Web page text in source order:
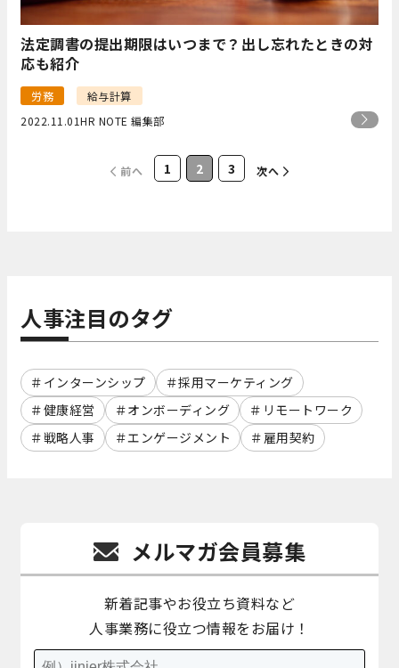
法定調書の提出期限はいつまで？出し忘れたときの対
応も紹介
労務
給与計算
2022.11.01HR NOTE 編集部
前へ 1 2 3 次へ
人事注目のタグ
インターンシップ
採用マーケティング
健康経営
オンボーディング
リモートワーク
戦略人事
エンゲージメント 雇用契約
メルマガ会員募集
新着記事やお役立ち資料など
人事業務に役立つ情報をお届け！